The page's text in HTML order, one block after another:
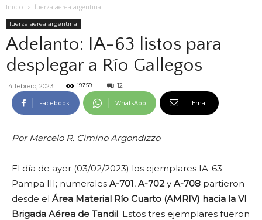
Inicio fuerza aérea argentina
fuerza aérea argentina
Adelanto: IA-63 listos para
desplegar a Río Gallegos
4 febrero, 2023 19759 12
Facebook WhatsApp Email
Por Marcelo R. Cimino Argondizzo
El día de ayer (03/02/2023) los ejemplares IA-63
Pampa III; numerales A-701, A-702 y A-708 partieron
desde el Área Material Río Cuarto (AMRIV) hacia la VI
Brigada Aérea de Tandil. Estos tres ejemplares fueron